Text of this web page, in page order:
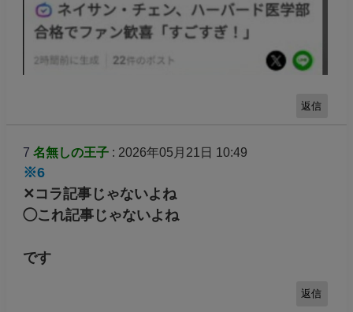
返信
7 名無しの王子: 2026年05月21日 10:49
※6
✕コラ記事じゃないよね
◯これ記事じゃないよね
です
返信